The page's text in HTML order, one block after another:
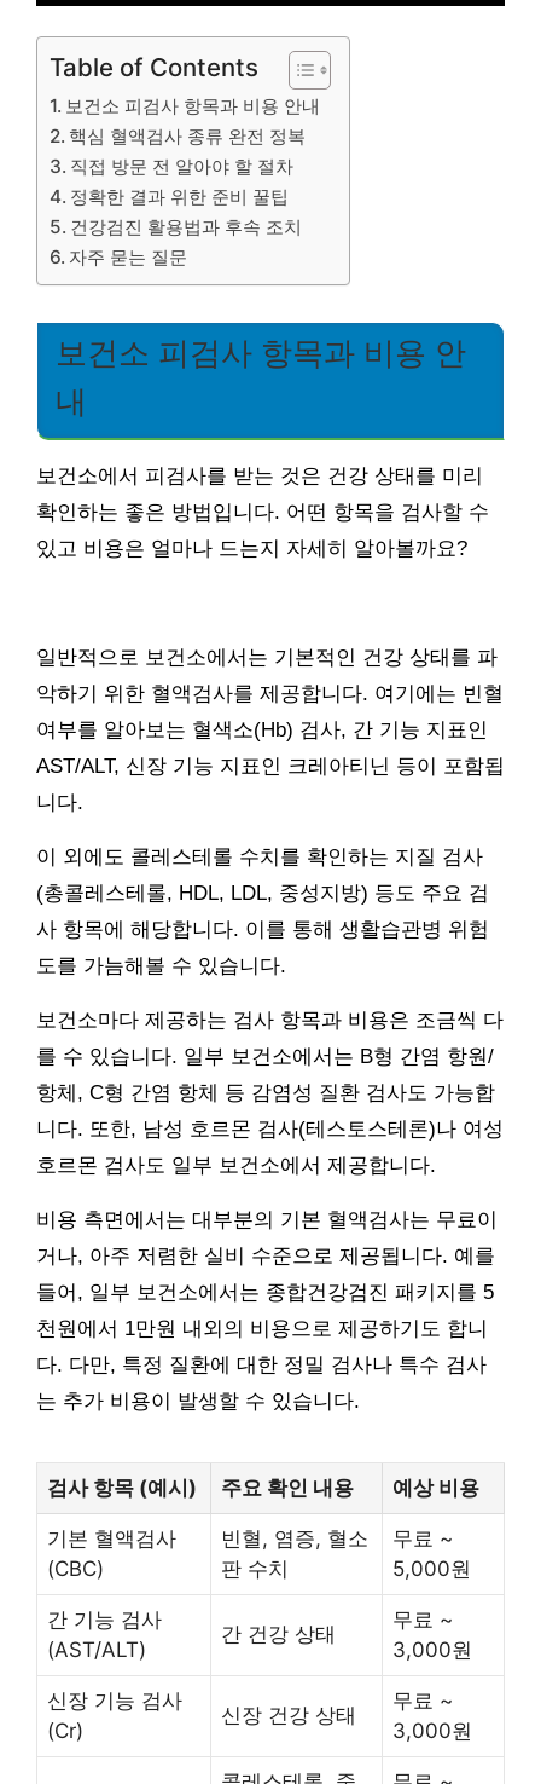
Table of Contents
보건소 피검사 항목과 비용 안내
핵심 혈액검사 종류 완전 정복
직접 방문 전 알아야 할 절차
정확한 결과 위한 준비 꿀팁
건강검진 활용법과 후속 조치
자주 묻는 질문
보건소 피검사 항목과 비용 안
내
보건소에서 피검사를 받는 것은 건강 상태를 미리
확인하는 좋은 방법입니다. 어떤 항목을 검사할 수
있고 비용은 얼마나 드는지 자세히 알아볼까요?
일반적으로 보건소에서는 기본적인 건강 상태를 파
악하기 위한 혈액검사를 제공합니다. 여기에는 빈혈
여부를 알아보는 혈색소(Hb) 검사, 간 기능 지표인
AST/ALT, 신장 기능 지표인 크레아티닌 등이 포함됩
니다.
이 외에도 콜레스테롤 수치를 확인하는 지질 검사
(총콜레스테롤, HDL, LDL, 중성지방) 등도 주요 검
사 항목에 해당합니다. 이를 통해 생활습관병 위험
도를 가늠해볼 수 있습니다.
보건소마다 제공하는 검사 항목과 비용은 조금씩 다
를 수 있습니다. 일부 보건소에서는 B형 간염 항원/
항체, C형 간염 항체 등 감염성 질환 검사도 가능합
니다. 또한, 남성 호르몬 검사(테스토스테론)나 여성
호르몬 검사도 일부 보건소에서 제공합니다.
비용 측면에서는 대부분의 기본 혈액검사는 무료이
거나, 아주 저렴한 실비 수준으로 제공됩니다. 예를
들어, 일부 보건소에서는 종합건강검진 패키지를 5
천원에서 1만원 내외의 비용으로 제공하기도 합니
다. 다만, 특정 질환에 대한 정밀 검사나 특수 검사
는 추가 비용이 발생할 수 있습니다.
검사 항목 (예시) 주요 확인 내용 예상 비용
기본 혈액검사
(CBC)
빈혈, 염증, 혈소
판 수치
무료 ~
5,000원
간 기능 검사
(AST/ALT)
간 건강 상태
무료 ~
3,000원
신장 기능 검사
(Cr)
신장 건강 상태
무료 ~
3,000원